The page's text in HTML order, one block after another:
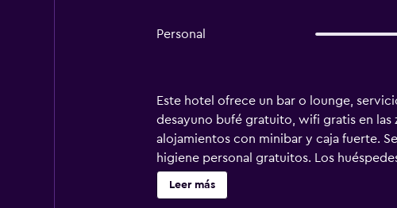
Personal
Este hotel ofrece un bar o lounge,
desayuno bufé gratuito, wifi gratis en las
alojamientos con minibar y caja fuerte.
higiene personal gratuitos. Los
limpieza todos los días. Se pueden
del alojamiento (es posible que se
Leer más